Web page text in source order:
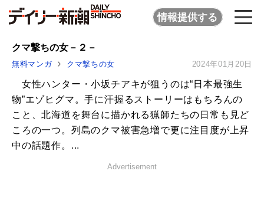
情報提供する
クマ撃ちの女－２－
無料マンガ クマ撃ちの女 2024年01月20日
女性ハンター・小坂チアキが狙うのは“日本最強生
物”エゾヒグマ。手に汗握るストーリーはもちろんの
こと、北海道を舞台に描かれる猟師たちの日常も見ど
ころの一つ。列島のクマ被害急増で更に注目度が上昇
中の話題作。...
Advertisement